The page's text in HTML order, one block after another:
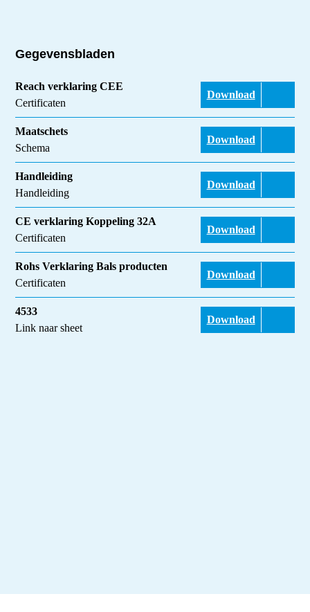
Gegevensbladen
Reach verklaring CEE
Certificaten
Download
Maatschets
Schema
Download
Handleiding
Handleiding
Download
CE verklaring Koppeling 32A
Certificaten
Download
Rohs Verklaring Bals producten
Certificaten
Download
4533
Link naar sheet
Download